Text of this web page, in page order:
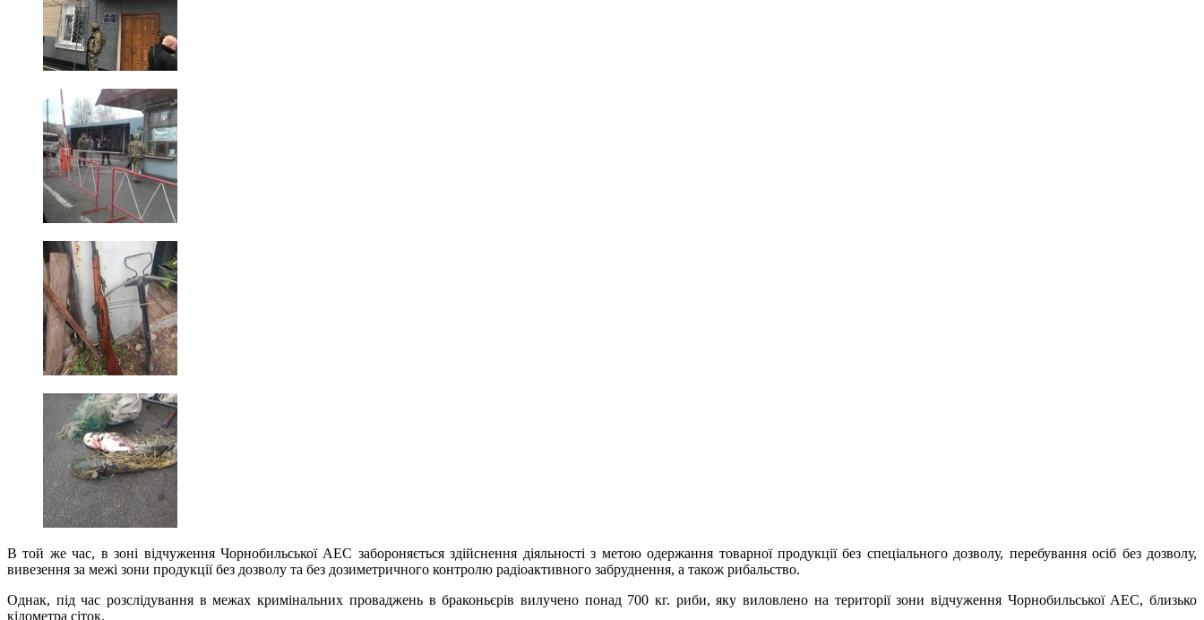
В той же час, в зоні відчуження Чорнобильської АЕС забороняється здійснення діяльності з метою одержання товарної продукції без спеціального дозволу, перебування осіб без дозволу,
вивезення за межі зони продукції без дозволу та без дозиметричного контролю радіоактивного забруднення, а також рибальство.
Однак, під час розслідування в межах кримінальних проваджень в браконьєрів вилучено понад 700 кг. риби, яку виловлено на території зони відчуження Чорнобильської АЕС, близько
кілометра сіток.